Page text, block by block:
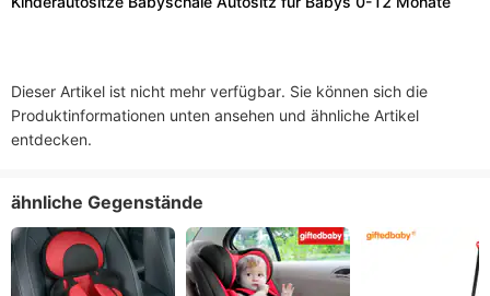
Dieser Artikel ist nicht mehr verfügbar. Sie können sich die
Produktinformationen unten ansehen und ähnliche Artikel
entdecken.
ähnliche Gegenstände